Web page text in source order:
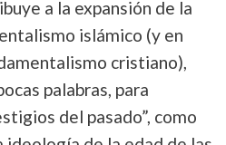
a la expansión de la
islámico (y en
cristiano),
palabras, para
del pasado”, como